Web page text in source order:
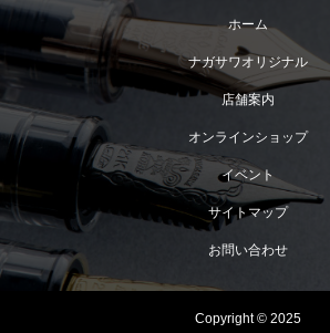
ホーム
ナガサワオリジナル
店舗案内
オンラインショップ
イベント
サイトマップ
お問い合わせ
Copyright © 2025